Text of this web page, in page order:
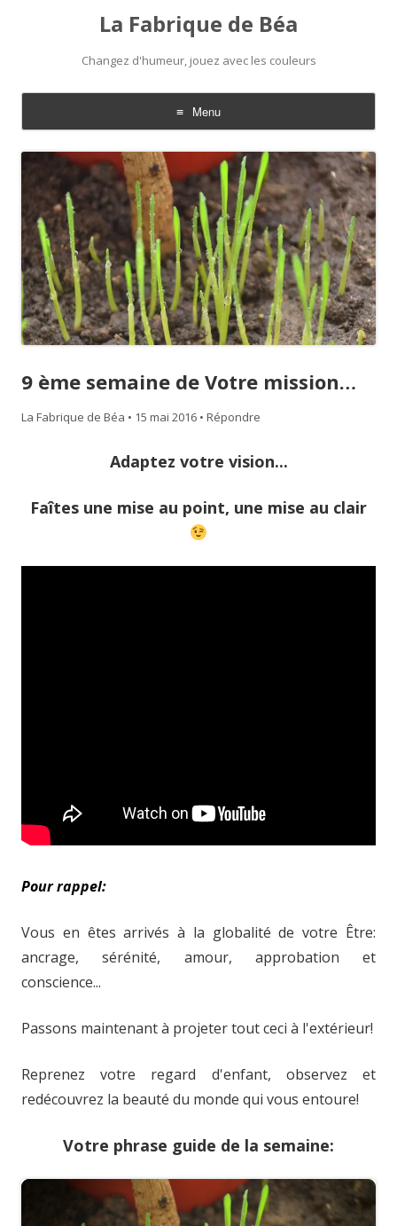
La Fabrique de Béa
Changez d'humeur, jouez avec les couleurs
Menu
Aller
au
contenu
9 ème semaine de Votre mission…
La Fabrique de Béa • 15 mai 2016 • Répondre
Adaptez votre vision...
Faîtes une mise au point, une mise au clair
Pour rappel:
Vous en êtes arrivés à la globalité de votre Être:
ancrage, sérénité, amour, approbation et
conscience...
Passons maintenant à projeter tout ceci à l'extérieur!
Reprenez votre regard d'enfant, observez et
redécouvrez la beauté du monde qui vous entoure!
Votre phrase guide de la semaine: